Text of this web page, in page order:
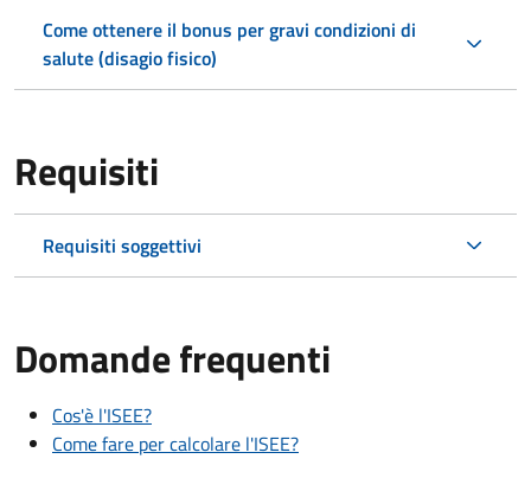
Come ottenere il bonus per gravi condizioni di
salute (disagio fisico)
Requisiti
Requisiti soggettivi
Domande frequenti
Cos'è l'ISEE?
Come fare per calcolare l'ISEE?